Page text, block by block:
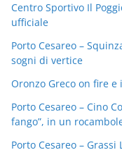
Centro Sportivo Il
ufficiale
Porto Cesareo –
sogni di vertice
Oronzo Greco on fire
Porto Cesareo – Cino
fango”, in un
Porto Cesareo –